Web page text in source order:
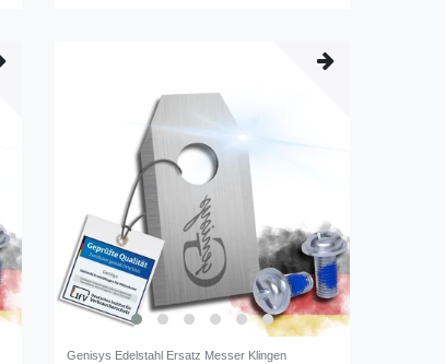
Genisys Edelstahl Ersatz Messer Klingen